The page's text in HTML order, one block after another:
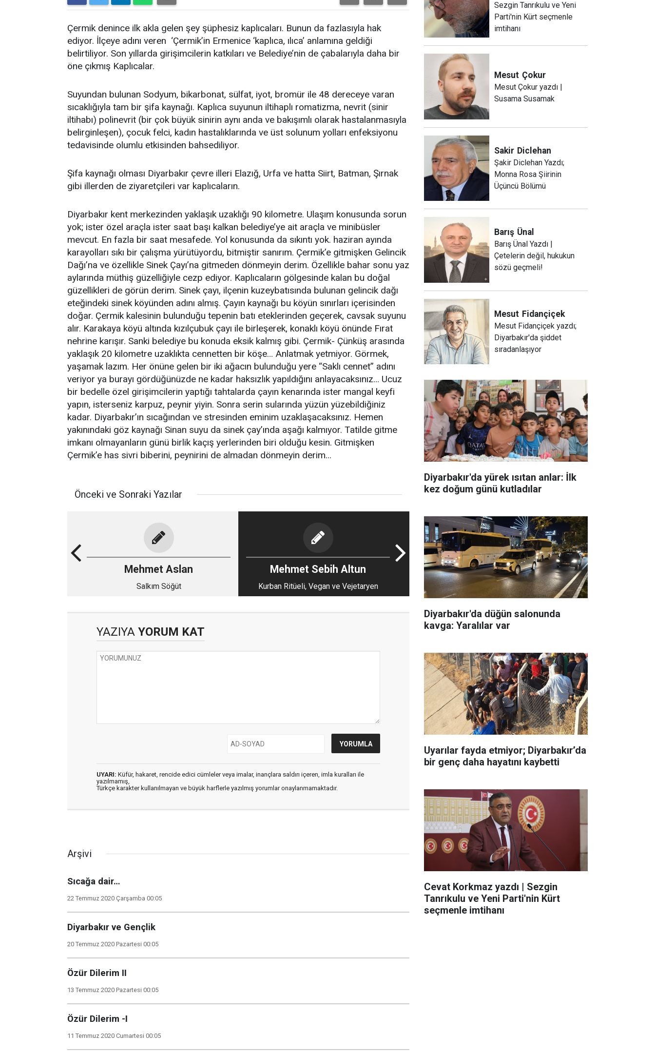
Çermik denince ilk akla gelen şey şüphesiz kaplıcaları. Bunun da fazlasıyla hak
ediyor. İlçeye adını veren ‘Çermik’in Ermenice ‘kaplıca, ılıca’ anlamına geldiği
belirtiliyor. Son yıllarda girişimcilerin katkıları ve Belediye’nin de çabalarıyla daha bir
öne çıkmış Kaplıcalar.
Suyundan bulunan Sodyum, bikarbonat, sülfat, iyot, bromür ile 48 dereceye varan
sıcaklığıyla tam bir şifa kaynağı. Kaplıca suyunun iltihaplı romatizma, nevrit (sinir
iltihabı) polinevrit (bir çok büyük sinirin aynı anda ve bakışımlı olarak hastalanmasıyla
belirginleşen), çocuk felci, kadın hastalıklarında ve üst solunum yolları enfeksiyonu
tedavisinde olumlu etkisinden bahsediliyor.
Şifa kaynağı olması Diyarbakır çevre illeri Elazığ, Urfa ve hatta Siirt, Batman, Şırnak
gibi illerden de ziyaretçileri var kaplıcaların.
Diyarbakır kent merkezinden yaklaşık uzaklığı 90 kilometre. Ulaşım konusunda sorun
yok; ister özel araçla ister saat başı kalkan belediye’ye ait araçla ve minibüsler
mevcut. En fazla bir saat mesafede. Yol konusunda da sıkıntı yok. haziran ayında
karayolları sıkı bir çalışma yürütüyordu, bitmiştir sanırım. Çermik’e gitmişken Gelincik
Dağı’na ve özellikle Sinek Çayı’na gitmeden dönmeyin derim. Özellikle bahar sonu yaz
aylarında müthiş güzelliğiyle cezp ediyor. Kaplıcaların gölgesinde kalan bu doğal
güzellikleri de görün derim. Sinek çayı, ilçenin kuzeybatısında bulunan gelincik dağı
eteğindeki sinek köyünden adını almış. Çayın kaynağı bu köyün sınırları içerisinden
doğar. Çermik kalesinin bulunduğu tepenin batı eteklerinden geçerek, cavsak suyunu
alır. Karakaya köyü altında kızılçubuk çayı ile birleşerek, konaklı köyü önünde Fırat
nehrine karışır. Sanki belediye bu konuda eksik kalmış gibi. Çermik- Çünküş arasında
yaklaşık 20 kilometre uzaklıkta cennetten bir köşe… Anlatmak yetmiyor. Görmek,
yaşamak lazım. Her önüne gelen bir iki ağacın bulunduğu yere “Saklı cennet” adını
veriyor ya burayı gördüğünüzde ne kadar haksızlık yapıldığını anlayacaksınız… Ucuz
bir bedelle özel girişimcilerin yaptığı tahtalarda çayın kenarında ister mangal keyfi
yapın, isterseniz karpuz, peynir yiyin. Sonra serin sularında yüzün yüzebildiğiniz
kadar. Diyarbakır’ın sıcağından ve stresinden eminim uzaklaşacaksınız. Hemen
yakınındaki göz kaynağı Sinan suyu da sinek çay’ında aşağı kalmıyor. Tatilde gitme
imkanı olmayanların günü birlik kaçış yerlerinden biri olduğu kesin. Gitmişken
Çermik’e has sivri biberini, peynirini de almadan dönmeyin derim…
Önceki ve Sonraki Yazılar
Mehmet Aslan
Salkım Söğüt
Mehmet Sebih Altun
Kurban Ritüeli, Vegan ve Vejetaryen
YAZIYA YORUM KAT
UYARI: Küfür, hakaret, rencide edici cümleler veya imalar, inançlara saldırı içeren, imla kuralları ile
yazılmamış,
Türkçe karakter kullanılmayan ve büyük harflerle yazılmış yorumlar onaylanmamaktadır.
Arşivi
Sıcağa dair…
22 Temmuz 2020 Çarşamba 00:05
Diyarbakır ve Gençlik
20 Temmuz 2020 Pazartesi 00:05
Özür Dilerim II
13 Temmuz 2020 Pazartesi 00:05
Özür Dilerim -I
11 Temmuz 2020 Cumartesi 00:05
Sezgin Tanrıkulu ve Yeni
Parti'nin Kürt seçmenle
imtihanı
Mesut Çokur
Mesut Çokur yazdı |
Susama Susamak
Sakir Diclehan
Şakir Diclehan Yazdı;
Monna Rosa Şiirinin
Üçüncü Bölümü
Barış Ünal
Barış Ünal Yazdı |
Çetelerin değil, hukukun
sözü geçmeli!
Mesut Fidançiçek
Mesut Fidançiçek yazdı;
Diyarbakır'da şiddet
sıradanlaşıyor
Diyarbakır'da yürek ısıtan anlar: İlk
kez doğum günü kutladılar
Diyarbakır'da düğün salonunda
kavga: Yaralılar var
Uyarılar fayda etmiyor; Diyarbakır’da
bir genç daha hayatını kaybetti
Cevat Korkmaz yazdı | Sezgin
Tanrıkulu ve Yeni Parti'nin Kürt
seçmenle imtihanı